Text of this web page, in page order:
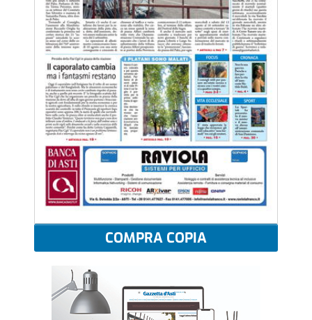
COMPRA COPIA